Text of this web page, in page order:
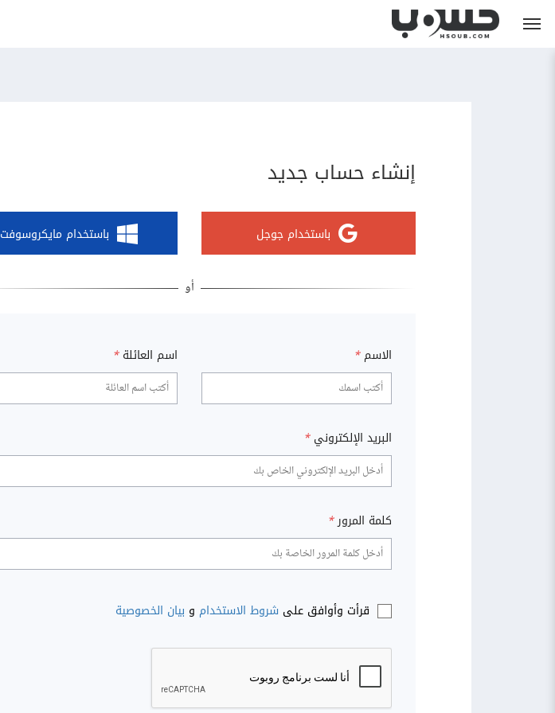
إنشاء حساب جديد
باستخدام جوجل باستخدام مايكروسوفت
الاسم * اسم العائلة *
البريد الإلكتروني *
كلمة المرور*
قرأت وأوافق على شروط الاستخدام و بيان الخصوصية